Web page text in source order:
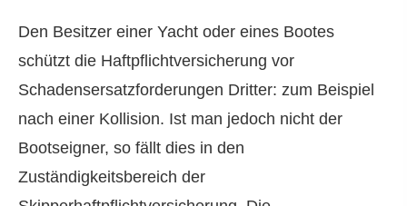
Den Besitzer einer Yacht oder eines Bootes
schützt die Haft­pflichtversicherung vor
Schadensersatzforderungen Dritter: zum Beispiel
nach einer Kollision. Ist man jedoch nicht der
Bootseigner, so fällt dies in den
Zuständigkeitsbereich der